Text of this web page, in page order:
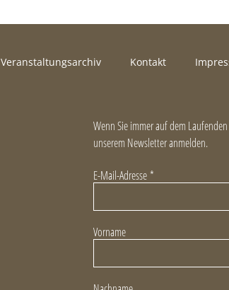
Veranstaltungsarchiv Kontakt
Wenn Sie immer auf dem
unserem Newsletter anmelden.
E-Mail-Adresse *
Vorname